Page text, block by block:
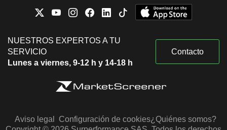
NUESTROS EXPERTOS A TU
SERVICIO
Lunes a viernes, 9-12 h y 14-18 h
Contacto
Aviso legal Configuración de cookies¿Quiénes somos?